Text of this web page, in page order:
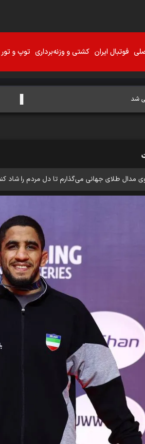
فوتبال ایران کشتی و وزنه‌برداری توپ و تور
شد
مدال طلای جهانی می‌گذارم تا دل مردم را شاد